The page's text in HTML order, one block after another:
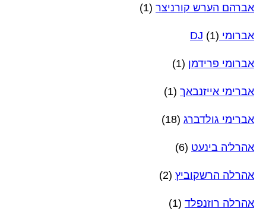
אברהם הערש קורניצר (1)
אברומי DJ (1)
אברומי פרידמן (1)
אברימי אייזנבאך (1)
אברימי גולדברג (18)
אהרל'ה בינעט (6)
אהרלה הרשקוביץ (2)
אהרלה רוזנפלד (1)